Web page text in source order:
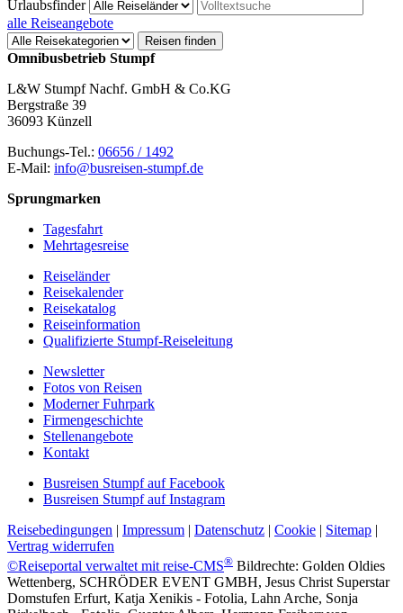
Urlaubsfinder
alle Reiseangebote
Reisen finden
Omnibusbetrieb Stumpf
L&W Stumpf Nachf. GmbH & Co.KG
Bergstraße 39
36093 Künzell
Buchungs-Tel.: 06656 / 1492
E-Mail: info@busreisen-stumpf.de
Sprungmarken
Tagesfahrt
Mehrtagesreise
Reiseländer
Reisekalender
Reisekatalog
Reiseinformation
Qualifizierte Stumpf-Reiseleitung
Newsletter
Fotos von Reisen
Moderner Fuhrpark
Firmengeschichte
Stellenangebote
Kontakt
Busreisen Stumpf auf Facebook
Busreisen Stumpf auf Instagram
Reisebedingungen | Impressum | Datenschutz | Cookie | Sitemap |
Vertrag widerrufen
©Reiseportal verwaltet mit reise-CMS® Bildrechte: Golden Oldies
Wettenberg, SCHRÖDER EVENT GMBH, Jesus Christ Superstar
Domstufen Erfurt, Katja Xenikis - Fotolia, Lahn Arche, Sonja